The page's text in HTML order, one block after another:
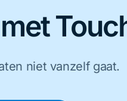
niet vanzelf gaat.